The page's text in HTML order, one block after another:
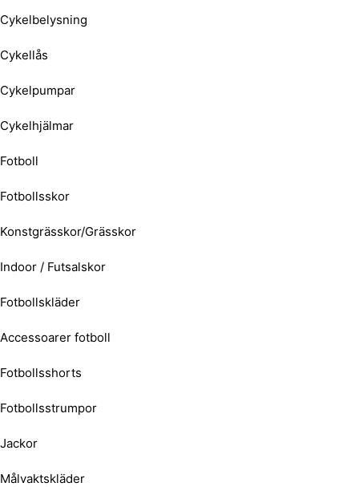
Cykelbelysning
Cykellås
Cykelpumpar
Cykelhjälmar
Fotboll
Fotbollsskor
Konstgrässkor/Grässkor
Indoor / Futsalskor
Fotbollskläder
Accessoarer fotboll
Fotbollsshorts
Fotbollsstrumpor
Jackor
Målvaktskläder